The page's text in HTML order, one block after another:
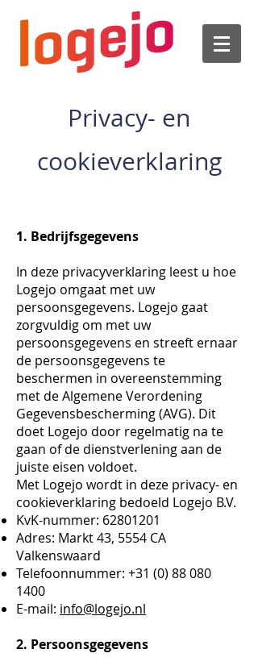
Privacy- en
cookieverklaring
1. Bedrijfsgegevens
In deze privacyverklaring leest u hoe
Logejo omgaat met uw
persoonsgegevens. Logejo gaat
zorgvuldig om met uw
persoonsgegevens en streeft ernaar
de persoonsgegevens te
beschermen in overeenstemming
met de Algemene Verordening
Gegevensbescherming (AVG). Dit
doet Logejo door regelmatig na te
gaan of de dienstverlening aan de
juiste eisen voldoet.
Met Logejo wordt in deze privacy- en
cookieverklaring bedoeld Logejo B.V.
KvK-nummer: 62801201
Adres: Markt 43, 5554 CA
Valkenswaard
Telefoonnummer: +31 (0) 88 080
1400
E-mail: info@logejo.nl
2. Persoonsgegevens